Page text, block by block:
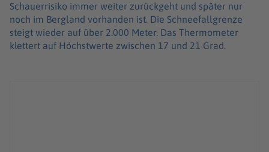
Schauerrisiko immer weiter zurückgeht und später nur
noch im Bergland vorhanden ist. Die Schneefallgrenze
steigt wieder auf über 2.000 Meter. Das Thermometer
klettert auf Höchstwerte zwischen 17 und 21 Grad.